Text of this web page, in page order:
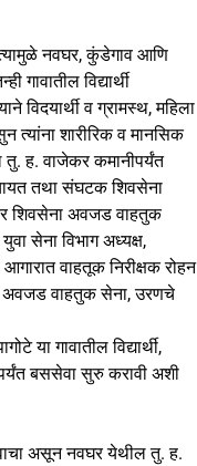
नवघर, कुंडेगाव आणि
गावातील विद्यार्थी
विदयार्थी व ग्रामस्थ, महिला
त्यांना शारीरिक व मानसिक
ह. वाजेकर कमानीपर्यंत
तथा संघटक शिवसेना
शिवसेना अवजड वाहतुक
सेना विभाग अध्यक्ष,
वाहतूक निरीक्षक रोहन
अवजड वाहतुक सेना, उरणचे
या गावातील विद्यार्थी,
बससेवा सुरु करावी अशी
असून नवघर येथील तु. ह.